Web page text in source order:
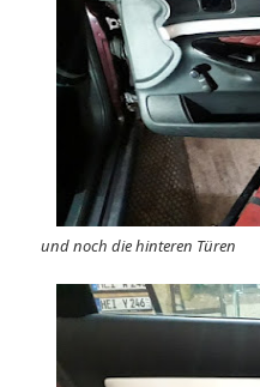
und noch die hinteren Türen